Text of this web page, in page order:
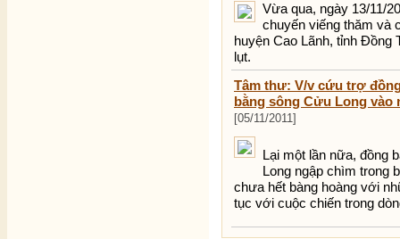
Vừa qua, ngày 13/11/
chuyến viếng thăm và
huyện Cao Lãnh, tỉnh Đồng
lụt.
Tâm thư: V/v cứu trợ
bằng sông Cửu Long vào
[05/11/2011]
Lại một lần nữa, đồng
Long ngập chìm trong
chưa hết bàng hoàng với
tục với cuộc chiến trong